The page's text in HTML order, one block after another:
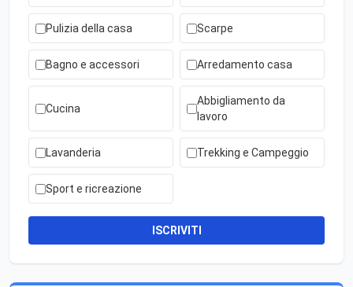
Pulizia della casa Scarpe
Bagno e accessori Arredamento casa
Cucina
Abbigliamento da
lavoro
Lavanderia Trekking e Campeggio
Sport e ricreazione
ISCRIVITI